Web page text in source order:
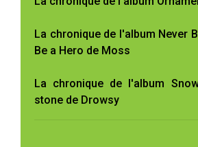
La chronique de l'album Never
Be a Hero de Moss
La chronique de l'album
stone de Drowsy